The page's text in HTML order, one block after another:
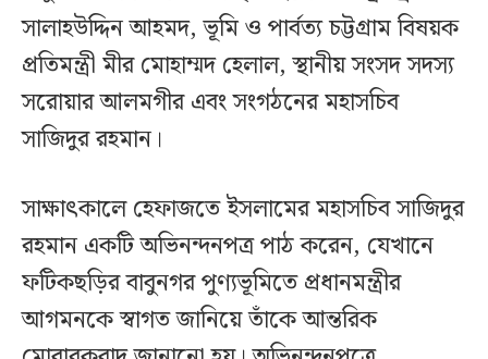
সালাহউদ্দিন আহমদ, ভূমি ও পার্বত্য চট্টগ্রাম বিষয়ক
প্রতিমন্ত্রী মীর মোহাম্মদ হেলাল, স্থানীয় সংসদ সদস্য
সরোয়ার আলমগীর এবং সংগঠনের মহাসচিব
সাজিদুর রহমান।
সাক্ষাৎকালে হেফাজতে ইসলামের মহাসচিব সাজিদুর
রহমান একটি অভিনন্দনপত্র পাঠ করেন, যেখানে
ফটিকছড়ির বাবুনগর পুণ্যভূমিতে প্রধানমন্ত্রীর
আগমনকে স্বাগত জানিয়ে তাঁকে আন্তরিক